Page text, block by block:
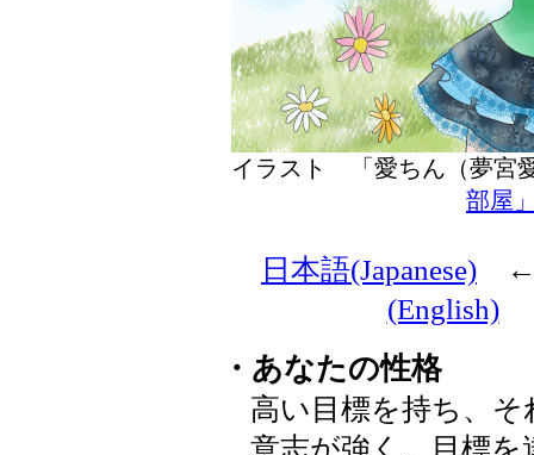
イラスト 「愛ちん（夢
部屋
日本語(Japanese)
(English)
・あなたの性格
高い目標を持ち、そ
意志が強く、目標を